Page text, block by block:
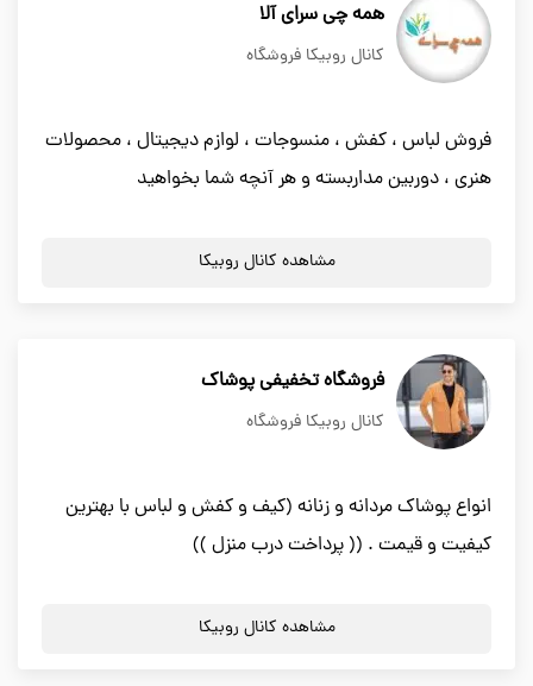
همه چی سرای آلا
کانال روبیکا فروشگاه
فروش لباس ، کفش ، منسوجات ، لوازم دیجیتال ، محصولات
هنری ، دوربین مداربسته و هر آنچه شما بخواهید
مشاهده کانال روبیکا
فروشگاه تخفیفی پوشاک
کانال روبیکا فروشگاه
انواع پوشاک مردانه و زنانه (کیف و کفش و لباس با بهترین
کیفیت و قیمت . (( پرداخت درب منزل ))
مشاهده کانال روبیکا